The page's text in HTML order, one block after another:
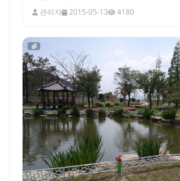
관리자 2015-05-13 4180